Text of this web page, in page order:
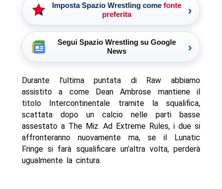
Imposta Spazio Wrestling come fonte
preferita
›
Segui Spazio Wrestling su Google
News
›
Durante l’ultima puntata di Raw abbiamo
assistito a come Dean Ambrose mantiene il
titolo Intercontinentale tramite la squalifica,
scattata dopo un calcio nelle parti basse
assestato a The Miz. Ad Extreme Rules, i due si
affronteranno nuovamente ma, se il Lunatic
Fringe si farà squalificare un’altra volta, perderà
ugualmente la cintura.